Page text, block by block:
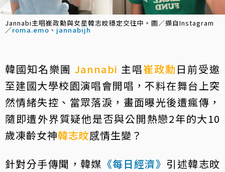
Jannabi主唱崔政勳與女星韓志旼穩定交往中。圖／擷自Instagram
／roma.emo 、 jannabijh
韓國知名樂團 Jannabi 主唱崔政勳 日前受邀
至建國大學校園演唱會開唱，不料在舞台上突
然情緒失控、當眾落淚，畫面曝光後遭瘋傳，
隨即遭外界質疑他是否與公開熱戀2年的大10
歲凍齡女神韓志旼感情生變？
針對分手傳聞，韓媒 《每日經濟》 引述韓志旼